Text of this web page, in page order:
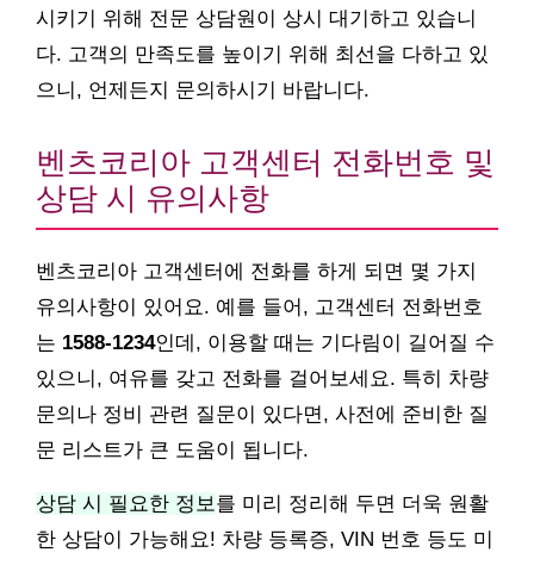
시키기 위해 전문 상담원이 상시 대기하고 있습니
다. 고객의 만족도를 높이기 위해 최선을 다하고 있
으니, 언제든지 문의하시기 바랍니다.
벤츠코리아 고객센터 전화번호 및
상담 시 유의사항
벤츠코리아 고객센터에 전화를 하게 되면 몇 가지
유의사항이 있어요. 예를 들어, 고객센터 전화번호
는 1588-1234인데, 이용할 때는 기다림이 길어질 수
있으니, 여유를 갖고 전화를 걸어보세요. 특히 차량
문의나 정비 관련 질문이 있다면, 사전에 준비한 질
문 리스트가 큰 도움이 됩니다.
상담 시 필요한 정보를 미리 정리해 두면 더욱 원활
한 상담이 가능해요! 차량 등록증, VIN 번호 등도 미